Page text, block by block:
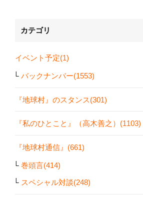
カテゴリ
イベント予定(1)
バックナンバー(1553)
『地球村』のスタンス(301)
『私のひとこと』（高木善之）(1103)
『地球村通信』(661)
巻頭言(414)
スペシャル対談(248)